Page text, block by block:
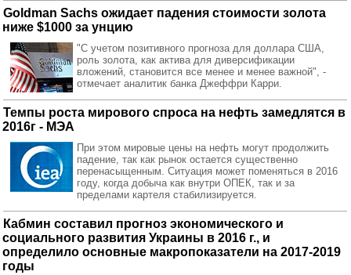
Goldman Sachs ожидает падения стоимости золота
ниже $1000 за унцию
"С учетом позитивного прогноза для доллара США,
роль золота, как актива для диверсификации
вложений, становится все менее и менее важной", -
отмечает аналитик банка Джеффри Карри.
Темпы роста мирового спроса на нефть замедлятся в
2016г - МЭА
При этом мировые цены на нефть могут продолжить
падение, так как рынок остается существенно
перенасыщенным. Ситуация может поменяться в 2016
году, когда добыча как внутри ОПЕК, так и за
пределами картеля стабилизируется.
Кабмин составил прогноз экономического и
социального развития Украины в 2016 г., и
определило основные макропоказатели на 2017-2019
годы